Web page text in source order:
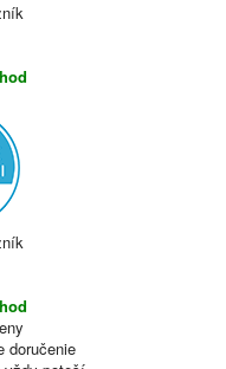
doručenie